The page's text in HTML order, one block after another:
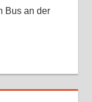
Bus an der